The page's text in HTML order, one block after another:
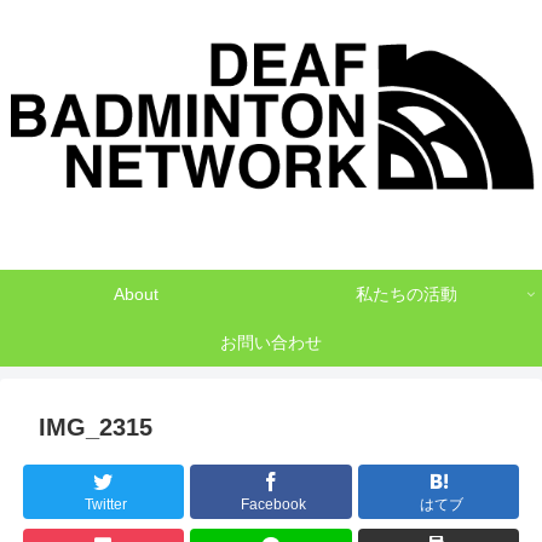
About 私たちの活動
お問い合わせ
IMG_2315
Twitter Facebook はてブ